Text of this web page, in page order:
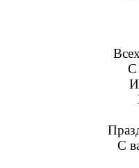
С
С